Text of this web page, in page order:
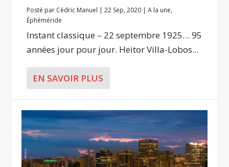
Posté par Cédric Manuel |22 Sep, 2020 |A la une,
Éphéméride
Instant classique – 22 septembre 1925… 95
années jour pour jour. Heitor Villa-Lobos...
EN SAVOIR PLUS